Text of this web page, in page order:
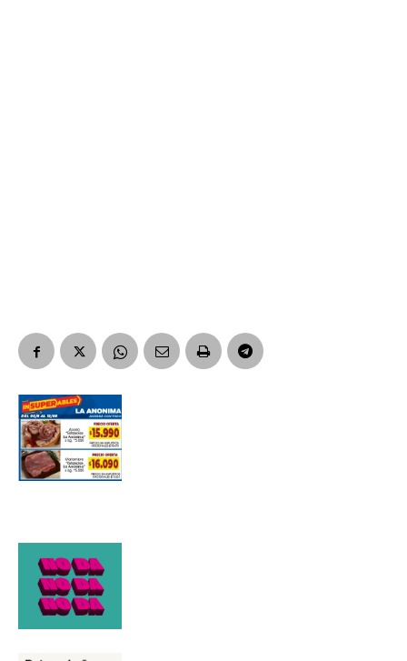
Apellidos
Número de teléfono